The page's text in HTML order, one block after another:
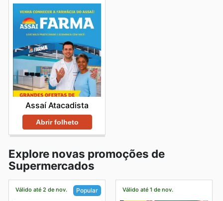
Assaí Atacadista
Abrir folheto
Explore novas promoções de
Supermercados
Válido até 2 de nov. Popular Válido até 1 de nov.